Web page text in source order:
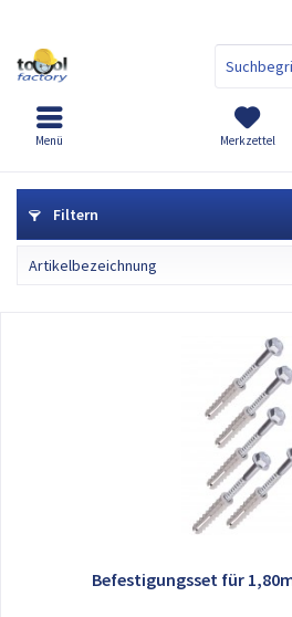
Merkzettel
Menü
Filtern
Befestigungsset für